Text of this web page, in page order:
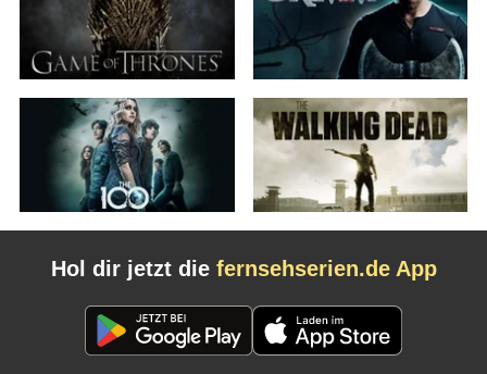
Hol dir jetzt die fernsehserien.de App